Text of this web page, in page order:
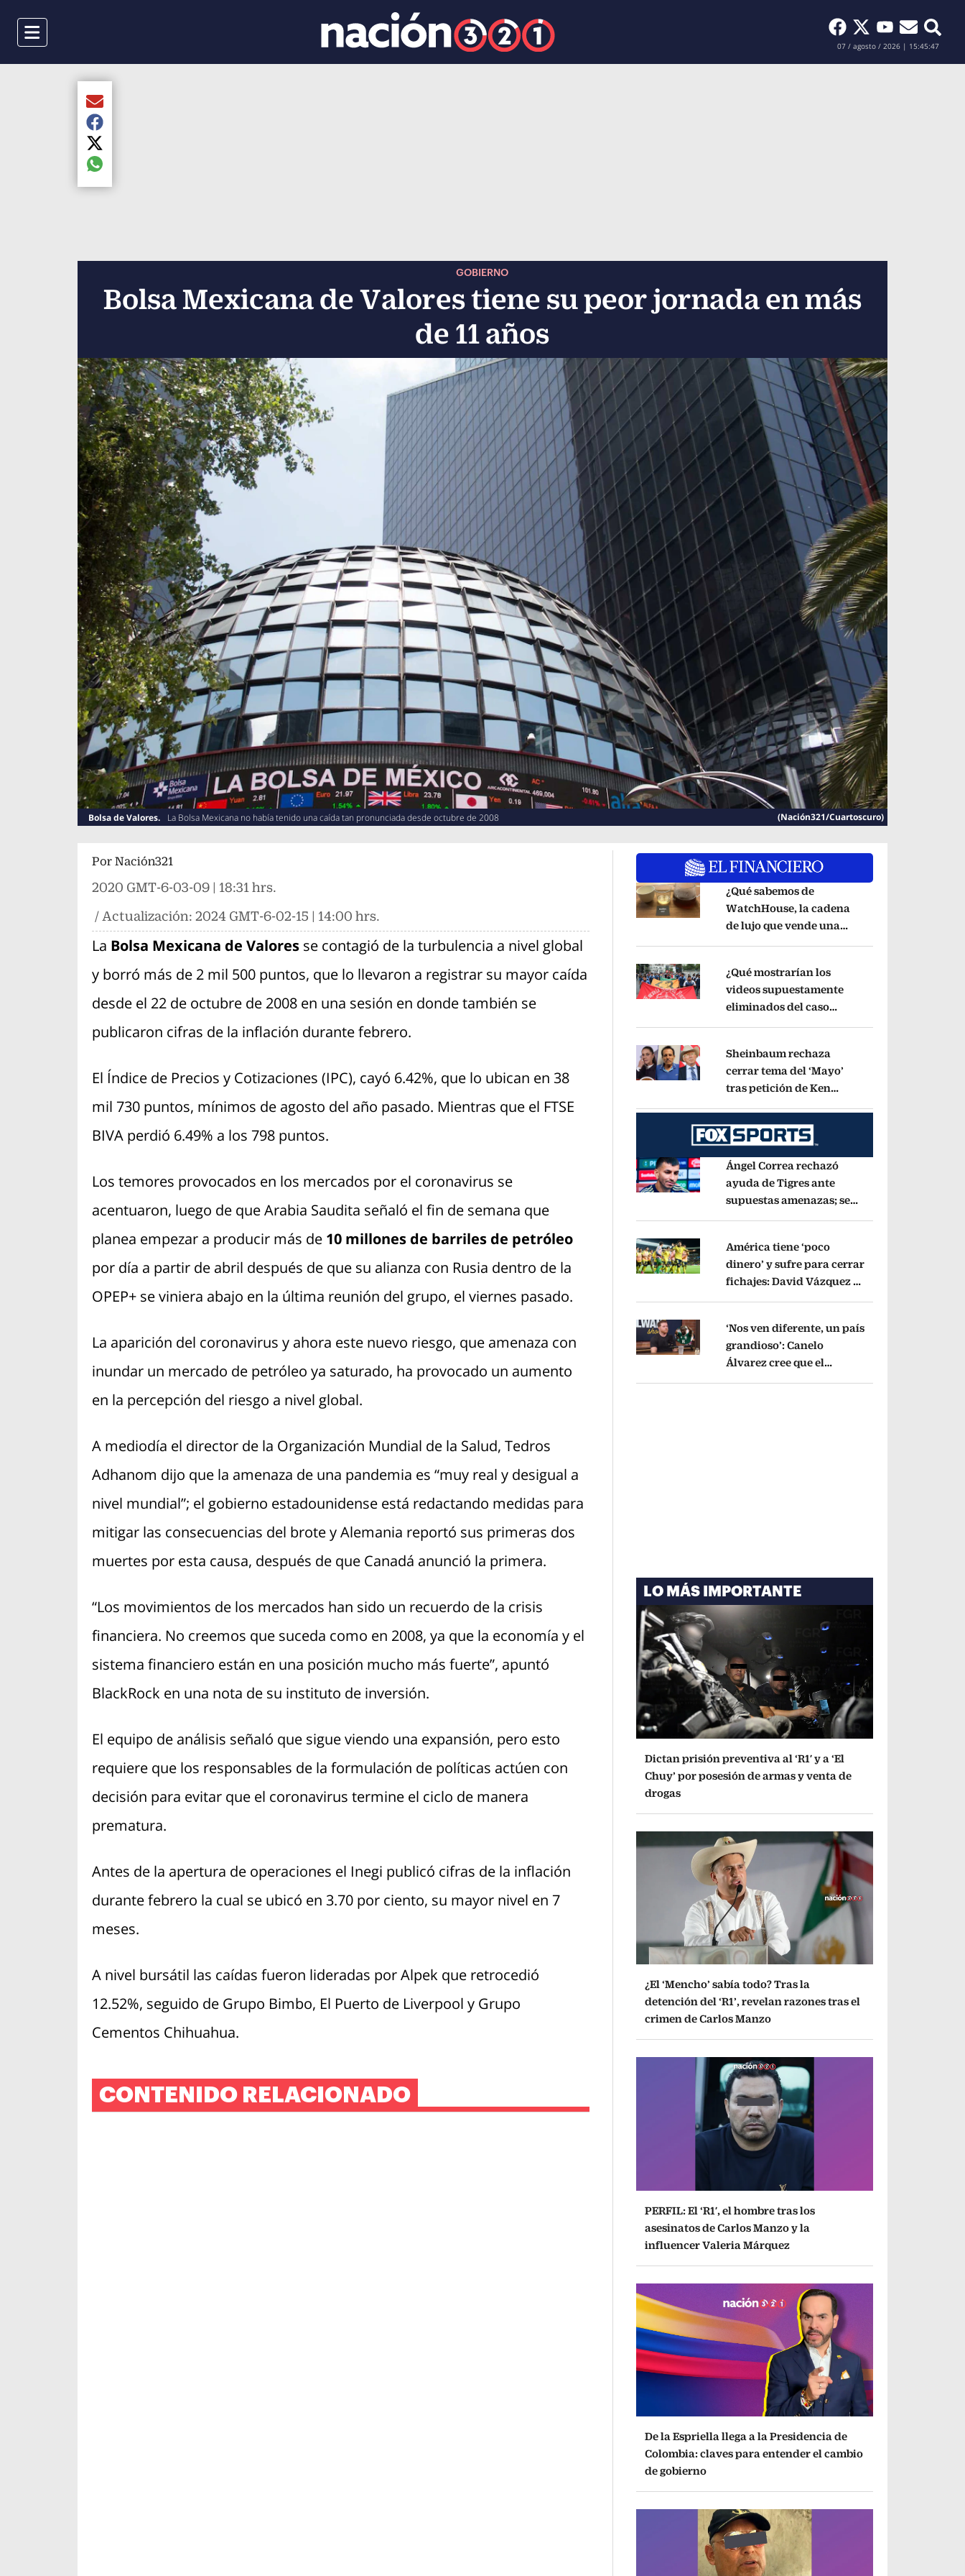
Menu Buscar
07 / agosto / 2026 | 15:45:48
GOBIERNO
Bolsa Mexicana de Valores tiene su peor jornada en más
de 11 años
Bolsa de Valores. La Bolsa Mexicana no había tenido una caída tan pronunciada desde octubre de 2008 (Nación321/Cuartoscuro)
Compartir el artículo actual mediante Email
Compartir el artículo actual mediante Facebook
Compartir el artículo actual mediante Twitter
Compartir el artículo actual mediante global.social-whatsapp
Por Nación321
2020 GMT-6-03-09 | 18:31 hrs.
/ Actualización: 2024 GMT-6-02-15 | 14:00 hrs.
La Bolsa Mexicana de Valoresse contagió de la turbulencia a nivel global
y borró más de 2 mil 500 puntos, que lo llevaron a registrar su mayor caída
desde el 22 de octubre de 2008 en una sesión en donde también se
publicaron cifras de la inflación durante febrero.
El Índice de Precios y Cotizaciones (IPC), cayó 6.42%, que lo ubican en 38
mil 730 puntos, mínimos de agosto del año pasado. Mientras que el FTSE
BIVA perdió 6.49% a los 798 puntos.
Los temores provocados en los mercados por el coronavirus se
acentuaron, luego de que Arabia Saudita señaló el fin de semana que
planea empezar a producir más de 10 millones de barriles de petróleo
por día a partir de abril después de que su alianza con Rusia dentro de la
OPEP+ se viniera abajo en la última reunión del grupo, el viernes pasado.
La aparición del coronavirus y ahora este nuevo riesgo, que amenaza con
inundar un mercado de petróleo ya saturado, ha provocado un aumento
en la percepción del riesgo a nivel global.
A mediodía el director de la Organización Mundial de la Salud, Tedros
Adhanom dijo que la amenaza de una pandemia es “muy real y desigual a
nivel mundial”; el gobierno estadounidense está redactando medidas para
mitigar las consecuencias del brote y Alemania reportó sus primeras dos
muertes por esta causa, después de que Canadá anunció la primera.
“Los movimientos de los mercados han sido un recuerdo de la crisis
financiera. No creemos que suceda como en 2008, ya que la economía y el
sistema financiero están en una posición mucho más fuerte”, apuntó
BlackRock en una nota de su instituto de inversión.
El equipo de análisis señaló que sigue viendo una expansión, pero esto
requiere que los responsables de la formulación de políticas actúen con
decisión para evitar que el coronavirus termine el ciclo de manera
prematura.
Antes de la apertura de operaciones el Inegi publicó cifras de la inflación
durante febrero la cual se ubicó en 3.70 por ciento, su mayor nivel en 7
meses.
A nivel bursátil las caídas fueron lideradas por Alpek que retrocedió
12.52%, seguido de Grupo Bimbo, El Puerto de Liverpool y Grupo
Cementos Chihuahua.
CONTENIDO RELACIONADO
Opens in new window
¿Qué sabemos de
WatchHouse, la cadena
de lujo que vende una
Opens in new window
¿Qué mostrarían los
videos supuestamente
eliminados del caso
Opens in new window
Sheinbaum rechaza
cerrar tema del ‘Mayo’
tras petición de Ken
decir que ya pasó’
Opens in new window
Ángel Correa rechazó
ayuda de Tigres ante
supuestas amenazas; se
Opens in new window
América tiene ‘poco
dinero’ y sufre para cerrar
fichajes: David Vázquez se
Opens in new window
‘Nos ven diferente, un país
grandioso’: Canelo
Álvarez cree que el
LO MÁS IMPORTANTE
Dictan prisión preventiva al ‘R1′ y a ‘El
Chuy’ por posesión de armas y venta de
drogas
¿El ‘Mencho’ sabía todo? Tras la
detención del ‘R1’, revelan razones tras el
crimen de Carlos Manzo
PERFIL: El ‘R1′, el hombre tras los
asesinatos de Carlos Manzo y la
influencer Valeria Márquez
De la Espriella llega a la Presidencia de
Colombia: claves para entender el cambio
de gobierno